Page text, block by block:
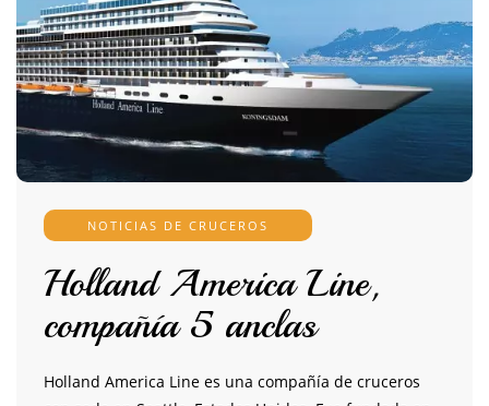
NOTICIAS DE CRUCEROS
Holland America Line,
compañía 5 anclas
Holland America Line es una compañía de cruceros